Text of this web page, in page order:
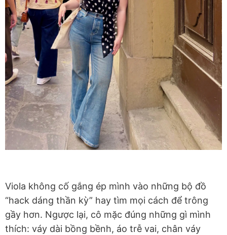
Viola không cố gắng ép mình vào những bộ đồ
“hack dáng thần kỳ” hay tìm mọi cách để trông
gầy hơn. Ngược lại, cô mặc đúng những gì mình
thích: váy dài bồng bềnh, áo trễ vai, chân váy